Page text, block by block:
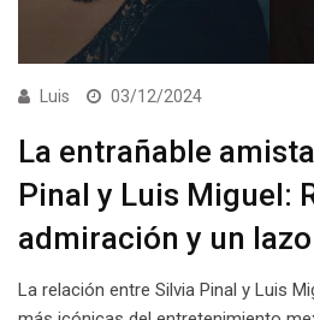
Luis 03/12/2024
La entrañable
Pinal y Luis Miguel:
admiración y un
La relación entre Silvia Pinal y Luis